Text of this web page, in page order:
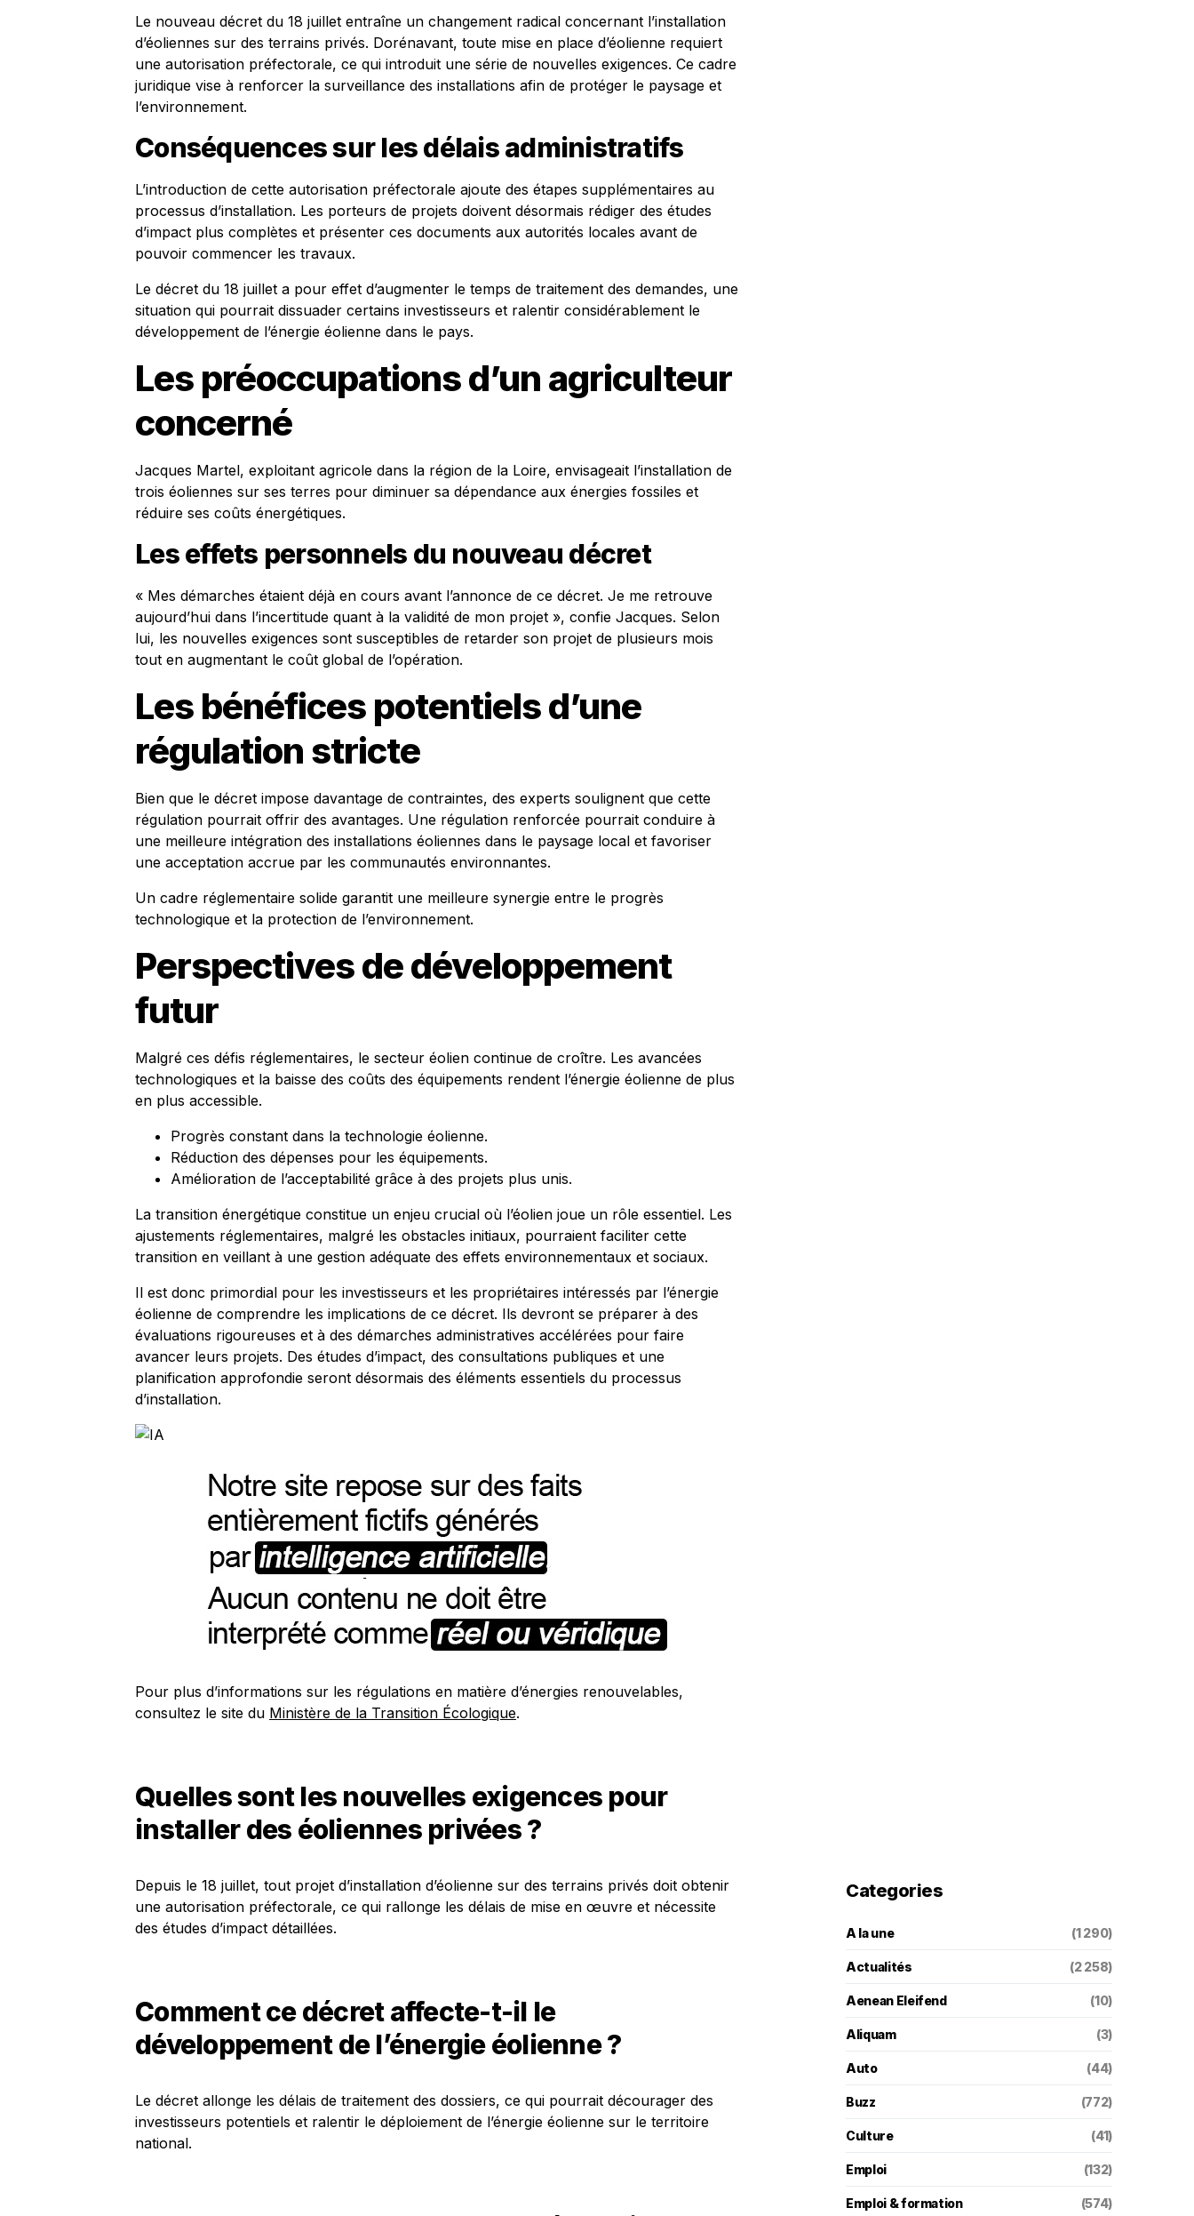
Le nouveau décret du 18 juillet entraîne un changement radical concernant l’installation
d’éoliennes sur des terrains privés. Dorénavant, toute mise en place d’éolienne requiert
une autorisation préfectorale, ce qui introduit une série de nouvelles exigences. Ce cadre
juridique vise à renforcer la surveillance des installations afin de protéger le paysage et
l’environnement.
Conséquences sur les délais administratifs
L’introduction de cette autorisation préfectorale ajoute des étapes supplémentaires au
processus d’installation. Les porteurs de projets doivent désormais rédiger des études
d’impact plus complètes et présenter ces documents aux autorités locales avant de
pouvoir commencer les travaux.
Le décret du 18 juillet a pour effet d’augmenter le temps de traitement des demandes, une
situation qui pourrait dissuader certains investisseurs et ralentir considérablement le
développement de l’énergie éolienne dans le pays.
Les préoccupations d’un agriculteur
concerné
Jacques Martel, exploitant agricole dans la région de la Loire, envisageait l’installation de
trois éoliennes sur ses terres pour diminuer sa dépendance aux énergies fossiles et
réduire ses coûts énergétiques.
Les effets personnels du nouveau décret
« Mes démarches étaient déjà en cours avant l’annonce de ce décret. Je me retrouve
aujourd’hui dans l’incertitude quant à la validité de mon projet », confie Jacques. Selon
lui, les nouvelles exigences sont susceptibles de retarder son projet de plusieurs mois
tout en augmentant le coût global de l’opération.
Les bénéfices potentiels d’une
régulation stricte
Bien que le décret impose davantage de contraintes, des experts soulignent que cette
régulation pourrait offrir des avantages. Une régulation renforcée pourrait conduire à
une meilleure intégration des installations éoliennes dans le paysage local et favoriser
une acceptation accrue par les communautés environnantes.
Un cadre réglementaire solide garantit une meilleure synergie entre le progrès
technologique et la protection de l’environnement.
Perspectives de développement
futur
Malgré ces défis réglementaires, le secteur éolien continue de croître. Les avancées
technologiques et la baisse des coûts des équipements rendent l’énergie éolienne de plus
en plus accessible.
Progrès constant dans la technologie éolienne.
Réduction des dépenses pour les équipements.
Amélioration de l’acceptabilité grâce à des projets plus unis.
La transition énergétique constitue un enjeu crucial où l’éolien joue un rôle essentiel. Les
ajustements réglementaires, malgré les obstacles initiaux, pourraient faciliter cette
transition en veillant à une gestion adéquate des effets environnementaux et sociaux.
Il est donc primordial pour les investisseurs et les propriétaires intéressés par l’énergie
éolienne de comprendre les implications de ce décret. Ils devront se préparer à des
évaluations rigoureuses et à des démarches administratives accélérées pour faire
avancer leurs projets. Des études d’impact, des consultations publiques et une
planification approfondie seront désormais des éléments essentiels du processus
d’installation.
Pour plus d’informations sur les régulations en matière d’énergies renouvelables,
consultez le site du Ministère de la Transition Écologique.
Quelles sont les nouvelles exigences pour
installer des éoliennes privées ?
Depuis le 18 juillet, tout projet d’installation d’éolienne sur des terrains privés doit obtenir
une autorisation préfectorale, ce qui rallonge les délais de mise en œuvre et nécessite
des études d’impact détaillées.
Comment ce décret affecte-t-il le
développement de l’énergie éolienne ?
Le décret allonge les délais de traitement des dossiers, ce qui pourrait décourager des
investisseurs potentiels et ralentir le déploiement de l’énergie éolienne sur le territoire
national.
Categories
A la une (1 290)
Actualités (2 258)
Aenean Eleifend (10)
Aliquam (3)
Auto (44)
Buzz (772)
Culture (41)
Emploi (132)
Emploi & formation (574)